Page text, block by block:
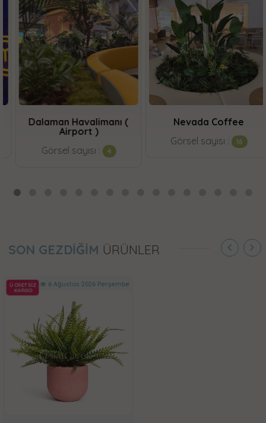
Dalaman Havalimanı (
Airport )
Görsel sayısı :
4
Nevada Coffee
Görsel sayısı :
16
SON GEZDİĞİM ÜRÜNLER
ÜCRETSİZ
KARGO
6 Ağustos 2026 Perşembe